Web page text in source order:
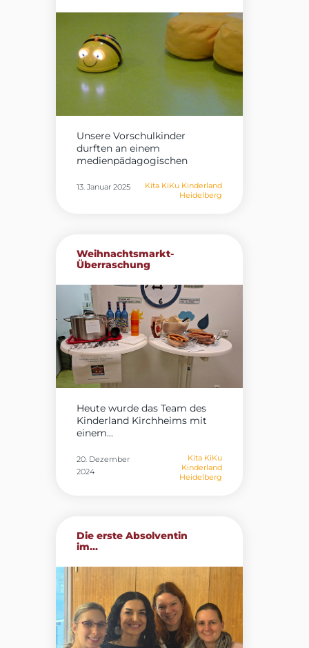
Unsere Vorschulkinder
durften an einem
medienpädagogischen
13. Januar 2025
Kita KiKu Kinderland
Heidelberg
Weihnachtsmarkt-
Überraschung
Heute wurde das Team des
Kinderland Kirchheims mit
einem...
20. Dezember
2024
Kita KiKu
Kinderland
Heidelberg
Die erste Absolventin
im...